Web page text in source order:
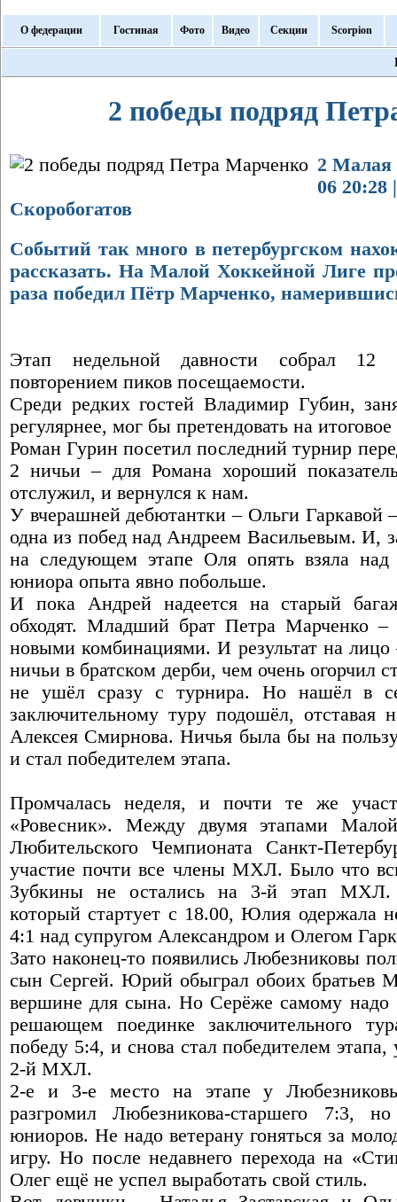
О федерации Гостиная Фото Видео Секции Scorpion
2 победы подряд
2 Малая
06 20:28
Скоробогатов
Событий так много в петербургском
рассказать. На Малой Хоккейной Лиге
раза победил Пётр Марченко,
Этап недельной давности собрал 12
повторением пиков посещаемости.
Среди редких гостей Владимир Губин,
регулярнее, мог бы претендовать на
Роман Гурин посетил последний турнир
2 ничьи – для Романа хороший
отслужил, и вернулся к нам.
У вчерашней дебютантки – Ольги Гаркавой
одна из побед над Андреем Васильевым. И,
на следующем этапе Оля опять взяла
юниора опыта явно побольше.
И пока Андрей надеется на старый
обходят. Младший брат Петра Марченко –
новыми комбинациями. И результат на
ничьи в братском дерби, чем очень огорчил
не ушёл сразу с турнира. Но нашёл в
заключительному туру подошёл, отставая
Алексея Смирнова. Ничья была бы на
и стал победителем этапа.
Промчалась неделя, и почти те же
«Ровесник». Между двумя этапами
Любительского Чемпионата Санкт-
участие почти все члены МХЛ. Было что
Зубкины не остались на 3-й этап МХЛ.
который стартует с 18.00, Юлия одержала
4:1 над супругом Александром и Олегом
Зато наконец-то появились Любезниковы
сын Сергей. Юрий обыграл обоих братьев
вершине для сына. Но Серёже самому надо
решающем поединке заключительного
победу 5:4, и снова стал победителем этапа,
2-й МХЛ.
2-е и 3-е место на этапе у
разгромил Любезникова-старшего 7:3,
юниоров. Не надо ветерану гоняться за
игру. Но после недавнего перехода на
Олег ещё не успел выработать свой стиль.